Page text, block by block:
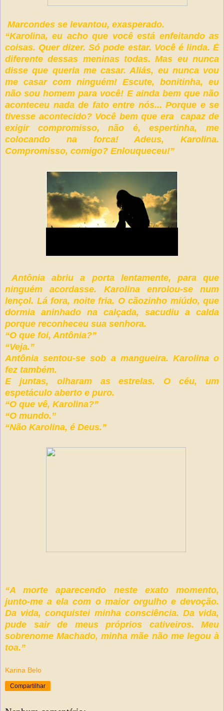
Marcondes se levantou, exasperado.
“Karolina, eu acho que você está enfeitando as
coisas. Quer dizer. Só pode estar. Você é linda. É
diferente dessas meninas todas. Mas eu nunca
disse que queria me casar. Aliás, eu nunca vou
me casar com ninguém! Escute, bonitinha, eu
não sou homem para você! E ainda bem que não
aconteceu nada de fato entre nós... Porque e se
tivesse acontecido? Você bem que era capaz de
exigir compromisso, não é, espertinha, me
colocando na forca! Adeus, Karolina.
Compromisso, comigo? Enlouqueceu!”
Antônia abriu a porta lentamente, para que
ninguém acordasse. Karolina enrolou-se num
lençol. Lá fora, noite fria. O cãozinho miúdo, que
dormia aninhado na calçada, sacudiu a calda
porque reconheceu sua senhora.
“O que foi, Antônia?”
“Veja.”
Antônia sentou-se sob a mangueira. Karolina o
fez também.
E juntas, olharam as estrelas. O céu, um
espetáculo aberto e puro.
“O que vê, Karolina?”
“O mundo.”
“Não Karolina, é Deus.”
“A morte aparecendo neste exato momento,
junto-me a ela com o maior orgulho e devoção.
Da vida, conquistei minha consciência. Da vida,
pude sair de meus próprios cativeiros. Meu
sobrenome Machado, minha mãe não me legou à
toa.”
Karina Belo
Compartilhar